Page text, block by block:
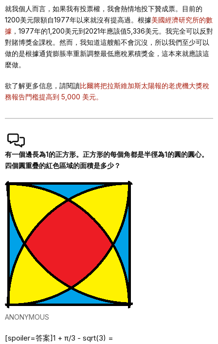
就我個人而言，如果我有投票權，我會熱情地投下贊成票。目前的
1200美元限額自1977年以來就沒有提高過。根據美國經濟研究所的數
據 ，1977年的1,200美元到2021年應該值5,336美元。我完全可以反對
對賭博獎金課稅。然而，我知道這艘船不會沉沒，所以我們至少可以
做的是根據通貨膨脹率重新調整最低應稅累積獎金，這本來就應該這
麼做。
欲了解更多信息，請閱讀比爾將把拉斯維加斯太陽報的老虎機大獎稅
務報告門檻提高到 5,000 美元。
有一個邊長為1的正方形。正方形的每個角都是半徑為1的圓的圓心。
四個圓重疊的紅色區域的面積是多少？
ANONYMOUS
[spoiler=答案]1 + π/3 - sqrt(3) =